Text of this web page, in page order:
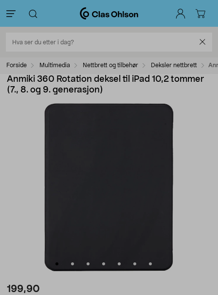
Forside Multimedia Nettbrett og tilbehør Deksler nettbrett
Anmiki 360 Rotation deksel til iPad 10,2 tommer
(7., 8. og 9. generasjon)
199,90